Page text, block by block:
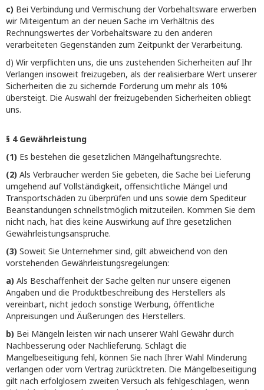
c) Bei Verbindung und Vermischung der Vorbehaltsware erwerben
wir Miteigentum an der neuen Sache im Verhältnis des
Rechnungswertes der Vorbehaltsware zu den anderen
verarbeiteten Gegenständen zum Zeitpunkt der Verarbeitung.
d) Wir verpflichten uns, die uns zustehenden Sicherheiten auf Ihr
Verlangen insoweit freizugeben, als der realisierbare Wert unserer
Sicherheiten die zu sichernde Forderung um mehr als 10%
übersteigt. Die Auswahl der freizugebenden Sicherheiten obliegt
uns.
§ 4 Gewährleistung
(1) Es bestehen die gesetzlichen Mängelhaftungsrechte.
(2) Als Verbraucher werden Sie gebeten, die Sache bei Lieferung
umgehend auf Vollständigkeit, offensichtliche Mängel und
Transportschäden zu überprüfen und uns sowie dem Spediteur
Beanstandungen schnellstmöglich mitzuteilen. Kommen Sie dem
nicht nach, hat dies keine Auswirkung auf Ihre gesetzlichen
Gewährleistungsansprüche.
(3) Soweit Sie Unternehmer sind, gilt abweichend von den
vorstehenden Gewährleistungsregelungen:
a) Als Beschaffenheit der Sache gelten nur unsere eigenen
Angaben und die Produktbeschreibung des Herstellers als
vereinbart, nicht jedoch sonstige Werbung, öffentliche
Anpreisungen und Äußerungen des Herstellers.
b) Bei Mängeln leisten wir nach unserer Wahl Gewähr durch
Nachbesserung oder Nachlieferung. Schlägt die
Mangelbeseitigung fehl, können Sie nach Ihrer Wahl Minderung
verlangen oder vom Vertrag zurücktreten. Die Mängelbeseitigung
gilt nach erfolglosem zweiten Versuch als fehlgeschlagen, wenn